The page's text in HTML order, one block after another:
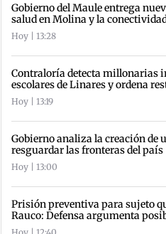
Gobierno del Maule entrega
salud en Molina y la
Hoy | 13:28
Contraloría detecta millonarias
escolares de Linares y ordena
Hoy | 13:19
Gobierno analiza la creación
resguardar las fronteras del país
Hoy | 13:00
Prisión preventiva para sujeto
Rauco: Defensa argumenta